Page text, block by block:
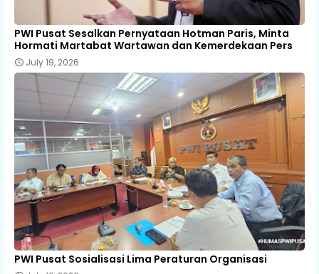
PWI Pusat Sesalkan Pernyataan Hotman Paris, Minta
Hormati Martabat Wartawan dan Kemerdekaan Pers
July 19, 2026
PWI Pusat Sosialisasi Lima Peraturan Organisasi